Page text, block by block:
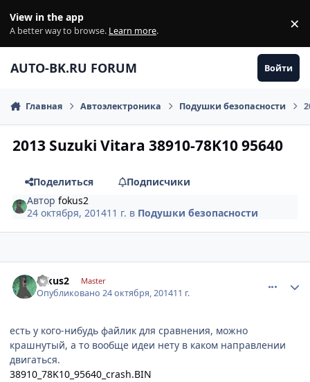
View in the app
A better way to browse. Learn more. ×
AUTO-BK.RU FORUM Войти
Главная Автоэлектроника Подушки безопасности
2013 Suzuki Vitara 38910-78K10 95640
Поделиться
Подписчики
Авторfokus2
24 октября, 201411 г. в Подушки безопасности
fokus2 Master
Опубликовано24 октября, 201411 г.
есть у кого-нибудь файлик для сравнения, можно
крашнутый, а то вообще идеи нету в каком направлении
двигаться.
38910_78K10_95640_crash.BIN